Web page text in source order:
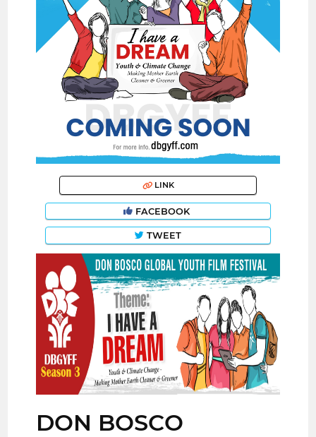
LINK
FACEBOOK
TWEET
DON BOSCO